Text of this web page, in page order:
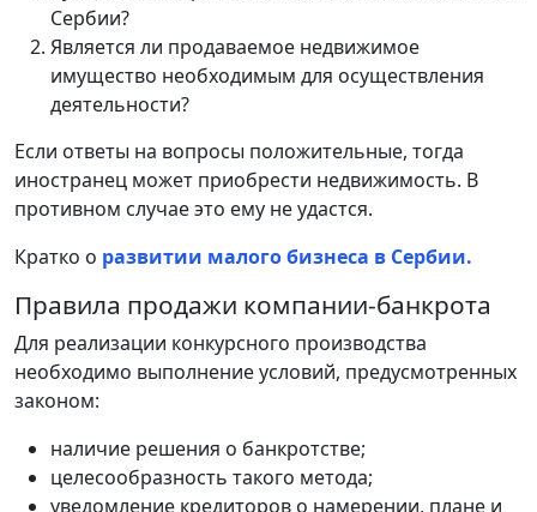
Сербии?
Является ли продаваемое недвижимое
имущество необходимым для осуществления
деятельности?
Если ответы на вопросы положительные, тогда
иностранец может приобрести недвижимость. В
противном случае это ему не удастся.
Кратко о развитии малого бизнеса в Сербии.
Правила продажи компании-банкрота
Для реализации конкурсного производства
необходимо выполнение условий, предусмотренных
законом:
наличие решения о банкротстве;
целесообразность такого метода;
уведомление кредиторов о намерении, плане и